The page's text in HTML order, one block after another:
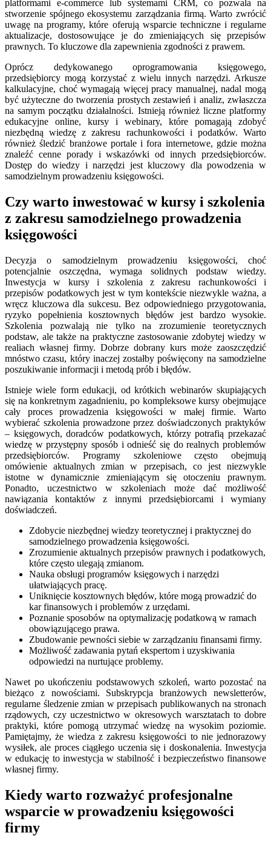
platformami e-commerce lub systemami CRM, co pozwala na
stworzenie spójnego ekosystemu zarządzania firmą. Warto zwrócić
uwagę na programy, które oferują wsparcie techniczne i regularne
aktualizacje, dostosowujące je do zmieniających się przepisów
prawnych. To kluczowe dla zapewnienia zgodności z prawem.
Oprócz dedykowanego oprogramowania księgowego,
przedsiębiorcy mogą korzystać z wielu innych narzędzi. Arkusze
kalkulacyjne, choć wymagają więcej pracy manualnej, nadal mogą
być użyteczne do tworzenia prostych zestawień i analiz, zwłaszcza
na samym początku działalności. Istnieją również liczne platformy
edukacyjne online, kursy i webinary, które pomagają zdobyć
niezbędną wiedzę z zakresu rachunkowości i podatków. Warto
również śledzić branżowe portale i fora internetowe, gdzie można
znaleźć cenne porady i wskazówki od innych przedsiębiorców.
Dostęp do wiedzy i narzędzi jest kluczowy dla powodzenia w
samodzielnym prowadzeniu księgowości.
Czy warto inwestować w kursy i szkolenia
z zakresu samodzielnego prowadzenia
księgowości
Decyzja o samodzielnym prowadzeniu księgowości, choć
potencjalnie oszczędna, wymaga solidnych podstaw wiedzy.
Inwestycja w kursy i szkolenia z zakresu rachunkowości i
przepisów podatkowych jest w tym kontekście niezwykle ważna, a
wręcz kluczowa dla sukcesu. Bez odpowiedniego przygotowania,
ryzyko popełnienia kosztownych błędów jest bardzo wysokie.
Szkolenia pozwalają nie tylko na zrozumienie teoretycznych
podstaw, ale także na praktyczne zastosowanie zdobytej wiedzy w
realiach własnej firmy. Dobrze dobrany kurs może zaoszczędzić
mnóstwo czasu, który inaczej zostałby poświęcony na samodzielne
poszukiwanie informacji i metodą prób i błędów.
Istnieje wiele form edukacji, od krótkich webinarów skupiających
się na konkretnym zagadnieniu, po kompleksowe kursy obejmujące
cały proces prowadzenia księgowości w małej firmie. Warto
wybierać szkolenia prowadzone przez doświadczonych praktyków
– księgowych, doradców podatkowych, którzy potrafią przekazać
wiedzę w przystępny sposób i odnieść się do realnych problemów
przedsiębiorców. Programy szkoleniowe często obejmują
omówienie aktualnych zmian w przepisach, co jest niezwykle
istotne w dynamicznie zmieniającym się otoczeniu prawnym.
Ponadto, uczestnictwo w szkoleniach może dać możliwość
nawiązania kontaktów z innymi przedsiębiorcami i wymiany
doświadczeń.
Zdobycie niezbędnej wiedzy teoretycznej i praktycznej do
samodzielnego prowadzenia księgowości.
Zrozumienie aktualnych przepisów prawnych i podatkowych,
które często ulegają zmianom.
Nauka obsługi programów księgowych i narzędzi
ułatwiających pracę.
Uniknięcie kosztownych błędów, które mogą prowadzić do
kar finansowych i problemów z urzędami.
Poznanie sposobów na optymalizację podatkową w ramach
obowiązującego prawa.
Zbudowanie pewności siebie w zarządzaniu finansami firmy.
Możliwość zadawania pytań ekspertom i uzyskiwania
odpowiedzi na nurtujące problemy.
Nawet po ukończeniu podstawowych szkoleń, warto pozostać na
bieżąco z nowościami. Subskrypcja branżowych newsletterów,
regularne śledzenie zmian w przepisach publikowanych na stronach
rządowych, czy uczestnictwo w okresowych warsztatach to dobre
praktyki, które pomogą utrzymać wiedzę na wysokim poziomie.
Pamiętajmy, że wiedza z zakresu księgowości to nie jednorazowy
wysiłek, ale proces ciągłego uczenia się i doskonalenia. Inwestycja
w edukację to inwestycja w stabilność i bezpieczeństwo finansowe
własnej firmy.
Kiedy warto rozważyć profesjonalne
wsparcie w prowadzeniu księgowości
firmy